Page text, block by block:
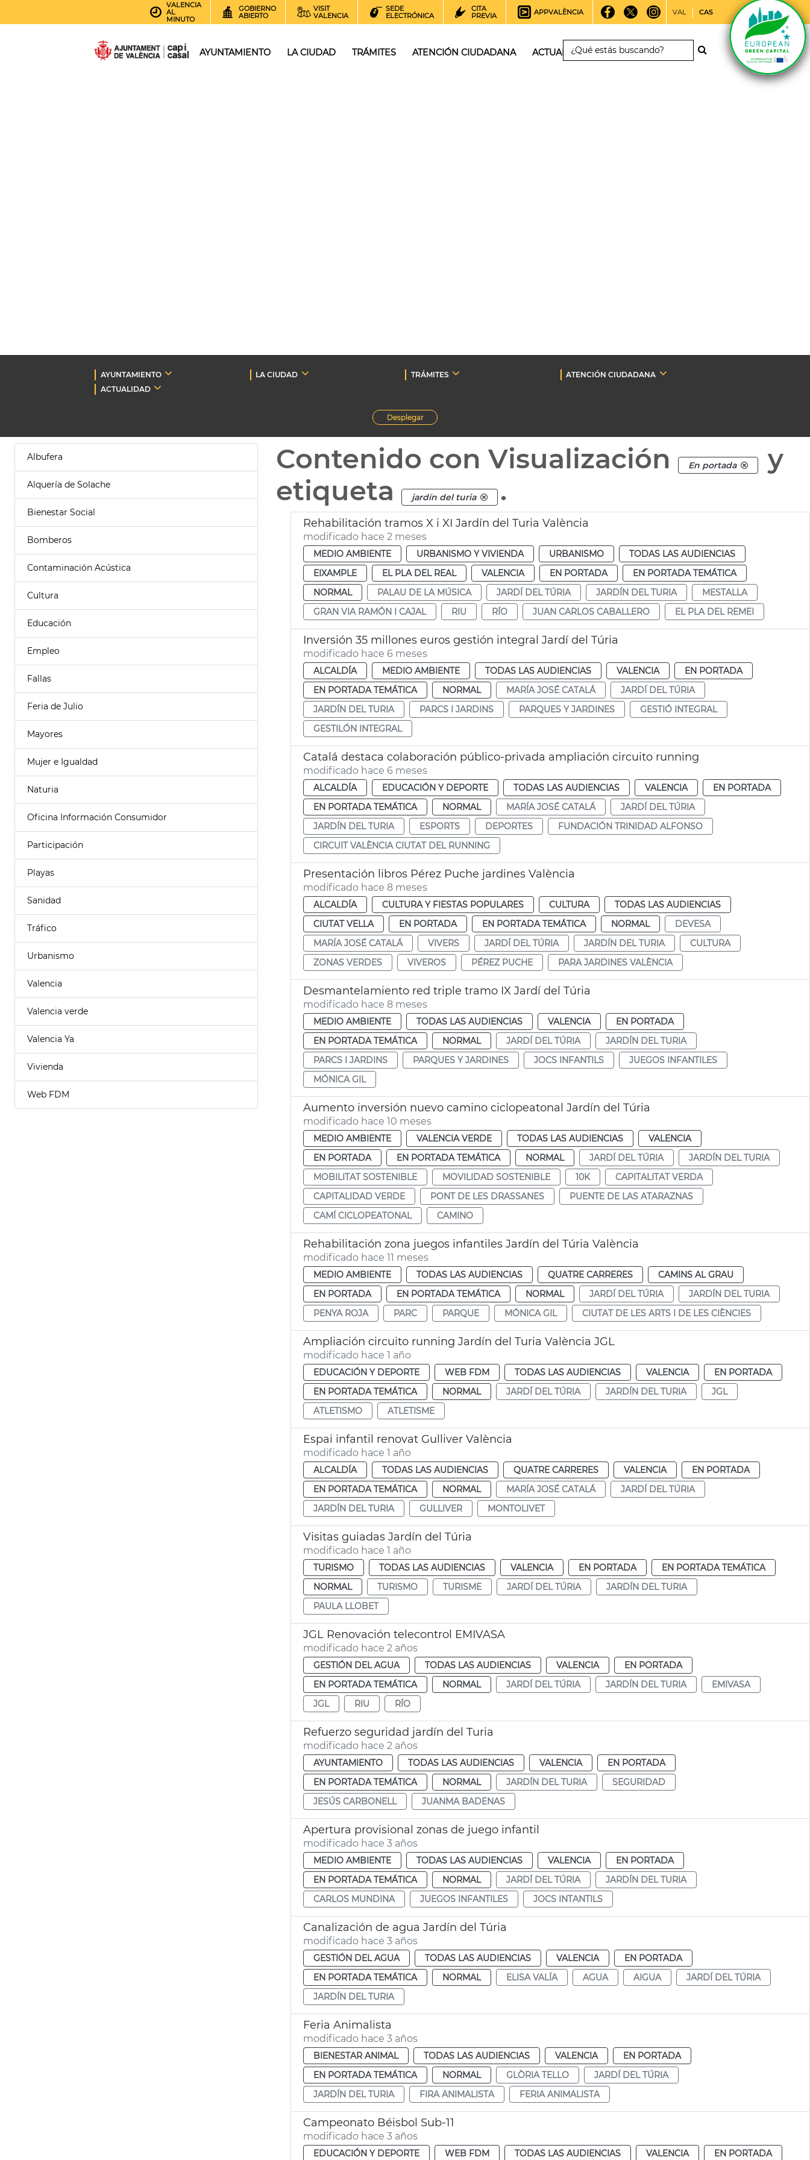
VALENCIA
AL
MINUTO
GOBIERNO
ABIERTO
VISIT
VALENCIA
SEDE
ELECTRÓNICA
CITA
PREVIA
APPVALÈNCIA VAL CAS
AYUNTAMIENTO LA CIUDAD TRÁMITES ATENCIÓN CIUDADANA ACTUALIDAD
AYUNTAMIENTO LA CIUDAD TRÁMITES
ATENCIÓN CIUDADANA
ACTUALIDAD
Desplegar
Albufera
Alquería de Solache
Bienestar Social
Bomberos
Contaminación Acústica
Cultura
Educación
Empleo
Fallas
Feria de Julio
Mayores
Mujer e Igualdad
Naturia
Oficina Información Consumidor
Participación
Playas
Sanidad
Tráfico
Urbanismo
Valencia
Valencia verde
Valencia Ya
Vivienda
Web FDM
Contenido con Visualización En portada
y
etiqueta
jardín del turia .
Rehabilitación tramos X i XI Jardín del Turia València
modificado hace 2 meses
MEDIO AMBIENTE URBANISMO Y VIVIENDA URBANISMO
TODAS LAS AUDIENCIAS
EIXAMPLE
EL PLA DEL REAL VALENCIA EN PORTADA
EN PORTADA TEMÁTICA
NORMAL
PALAU DE LA MÚSICA JARDÍ DEL TÚRIA JARDÍN DEL TURIA
MESTALLA
GRAN VIA RAMÓN I CAJAL
RIU RÍO JUAN CARLOS CABALLERO EL PLA DEL REMEI
Inversión 35 millones euros gestión integral Jardí del Túria
modificado hace 6 meses
ALCALDÍA MEDIO AMBIENTE TODAS LAS AUDIENCIAS VALENCIA
EN PORTADA
EN PORTADA TEMÁTICA
NORMAL MARÍA JOSÉ CATALÁ
JARDÍ DEL TÚRIA
JARDÍN DEL TURIA
PARCS I JARDINS PARQUES Y JARDINES
GESTIÓ INTEGRAL
GESTILÓN INTEGRAL
Catalá destaca colaboración público-privada ampliación circuito running
modificado hace 6 meses
ALCALDÍA EDUCACIÓN Y DEPORTE TODAS LAS AUDIENCIAS VALENCIA
EN PORTADA
EN PORTADA TEMÁTICA
NORMAL MARÍA JOSÉ CATALÁ
JARDÍ DEL TÚRIA
JARDÍN DEL TURIA
ESPORTS DEPORTES
FUNDACIÓN TRINIDAD ALFONSO
CIRCUIT VALÈNCIA CIUTAT DEL RUNNING
Presentación libros Pérez Puche jardines València
modificado hace 8 meses
ALCALDÍA CULTURA Y FIESTAS POPULARES CULTURA
TODAS LAS AUDIENCIAS
CIUTAT VELLA
EN PORTADA EN PORTADA TEMÁTICA NORMAL
DEVESA
MARÍA JOSÉ CATALÁ
VIVERS JARDÍ DEL TÚRIA JARDÍN DEL TURIA
CULTURA
ZONAS VERDES
VIVEROS PÉREZ PUCHE PARA JARDINES VALÈNCIA
Desmantelamiento red triple tramo IX Jardí del Túria
modificado hace 8 meses
MEDIO AMBIENTE TODAS LAS AUDIENCIAS VALENCIA
EN PORTADA
EN PORTADA TEMÁTICA
NORMAL JARDÍ DEL TÚRIA
JARDÍN DEL TURIA
PARCS I JARDINS
PARQUES Y JARDINES JOCS INFANTILS
JUEGOS INFANTILES
MÓNICA GIL
Aumento inversión nuevo camino ciclopeatonal Jardín del Túria
modificado hace 10 meses
MEDIO AMBIENTE VALENCIA VERDE TODAS LAS AUDIENCIAS
VALENCIA
EN PORTADA
EN PORTADA TEMÁTICA NORMAL JARDÍ DEL TÚRIA
JARDÍN DEL TURIA
MOBILITAT SOSTENIBLE
MOVILIDAD SOSTENIBLE 10K
CAPITALITAT VERDA
CAPITALIDAD VERDE
PONT DE LES DRASSANES
PUENTE DE LAS ATARAZNAS
CAMÍ CICLOPEATONAL
CAMINO
Rehabilitación zona juegos infantiles Jardín del Túria València
modificado hace 11 meses
MEDIO AMBIENTE TODAS LAS AUDIENCIAS QUATRE CARRERES
CAMINS AL GRAU
EN PORTADA
EN PORTADA TEMÁTICA NORMAL JARDÍ DEL TÚRIA
JARDÍN DEL TURIA
PENYA ROJA
PARC PARQUE MÓNICA GIL CIUTAT DE LES ARTS I DE LES CIÈNCIES
Ampliación circuito running Jardín del Turia València JGL
modificado hace 1 año
EDUCACIÓN Y DEPORTE WEB FDM TODAS LAS AUDIENCIAS VALENCIA
EN PORTADA
EN PORTADA TEMÁTICA
NORMAL JARDÍ DEL TÚRIA JARDÍN DEL TURIA
JGL
ATLETISMO
ATLETISME
Espai infantil renovat Gulliver València
modificado hace 1 año
ALCALDÍA TODAS LAS AUDIENCIAS QUATRE CARRERES VALENCIA
EN PORTADA
EN PORTADA TEMÁTICA
NORMAL MARÍA JOSÉ CATALÁ
JARDÍ DEL TÚRIA
JARDÍN DEL TURIA
GULLIVER MONTOLIVET
Visitas guiadas Jardín del Túria
modificado hace 1 año
TURISMO TODAS LAS AUDIENCIAS VALENCIA EN PORTADA
EN PORTADA TEMÁTICA
NORMAL
TURISMO TURISME JARDÍ DEL TÚRIA
JARDÍN DEL TURIA
PAULA LLOBET
JGL Renovación telecontrol EMIVASA
modificado hace 2 años
GESTIÓN DEL AGUA TODAS LAS AUDIENCIAS VALENCIA
EN PORTADA
EN PORTADA TEMÁTICA
NORMAL JARDÍ DEL TÚRIA JARDÍN DEL TURIA
EMIVASA
JGL
RIU RÍO
Refuerzo seguridad jardín del Turia
modificado hace 2 años
AYUNTAMIENTO TODAS LAS AUDIENCIAS VALENCIA
EN PORTADA
EN PORTADA TEMÁTICA
NORMAL JARDÍN DEL TURIA
SEGURIDAD
JESÚS CARBONELL
JUANMA BADENAS
Apertura provisional zonas de juego infantil
modificado hace 3 años
MEDIO AMBIENTE TODAS LAS AUDIENCIAS VALENCIA
EN PORTADA
EN PORTADA TEMÁTICA
NORMAL JARDÍ DEL TÚRIA
JARDÍN DEL TURIA
CARLOS MUNDINA
JUEGOS INFANTILES JOCS INTANTILS
Canalización de agua Jardín del Túria
modificado hace 3 años
GESTIÓN DEL AGUA TODAS LAS AUDIENCIAS VALENCIA
EN PORTADA
EN PORTADA TEMÁTICA
NORMAL ELISA VALÍA AGUA AIGUA
JARDÍ DEL TÚRIA
JARDÍN DEL TURIA
Feria Animalista
modificado hace 3 años
BIENESTAR ANIMAL TODAS LAS AUDIENCIAS VALENCIA
EN PORTADA
EN PORTADA TEMÁTICA
NORMAL GLÒRIA TELLO
JARDÍ DEL TÚRIA
JARDÍN DEL TURIA
FIRA ANIMALISTA FERIA ANIMALISTA
Campeonato Béisbol Sub-11
modificado hace 3 años
EDUCACIÓN Y DEPORTE WEB FDM TODAS LAS AUDIENCIAS VALENCIA EN PORTADA